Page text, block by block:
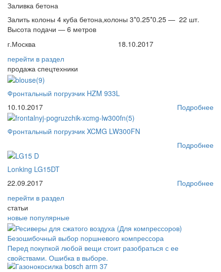
Заливка бетона
Залить колоны 4 куба бетона,колоны 3*0.25*0.25 — 22 шт.
Высота подачи — 6 метров
г.Москва
18.10.2017
перейти в раздел
продажа спецтехники
Фронтальный погрузчик HZM 933L
10.10.2017
Подробнее
Фронтальный погрузчик XCMG LW300FN
Подробнее
Lonking LG15DT
22.09.2017
Подробнее
перейти в раздел
статьи
новые популярные
Безошибочный выбор поршневого компрессора
Перед покупкой любой вещи стоит разобраться с ее
свойствами. Ошибка в выборе.